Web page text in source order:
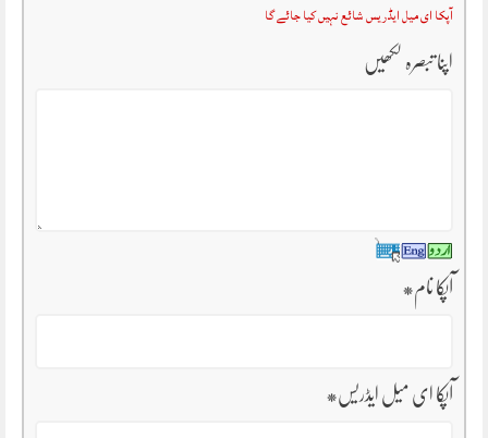
آپکا ای میل ایڈریس شائع نہیں کیا جائے گا
اپنا تبصرہ لکھیں
آپکا نام*
آپکا ای میل ایڈریس*